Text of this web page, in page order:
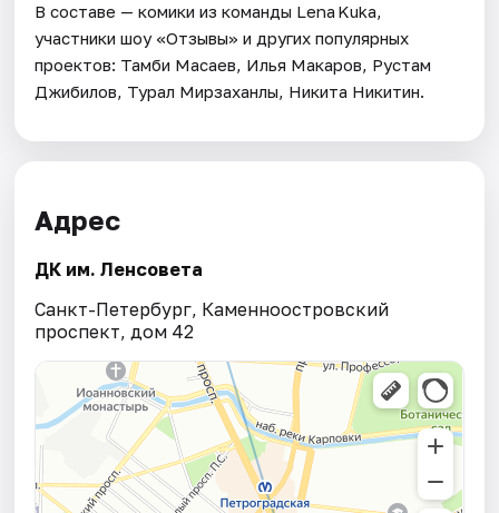
В составе — комики из команды Lena Kuka,
участники шоу «Отзывы» и других популярных
проектов: Тамби Масаев, Илья Макаров, Рустам
Джибилов, Турал Мирзаханлы, Никита Никитин.
Адрес
ДК им. Ленсовета
Санкт-Петербург, Каменноостровский
проспект, дом 42